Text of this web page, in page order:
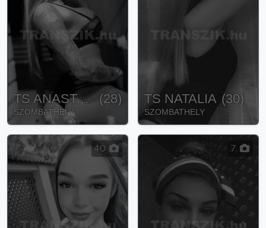
TS ANASTASIA (28)
SZOMBATHELY
TS NATALIA (30)
SZOMBATHELY
40 7